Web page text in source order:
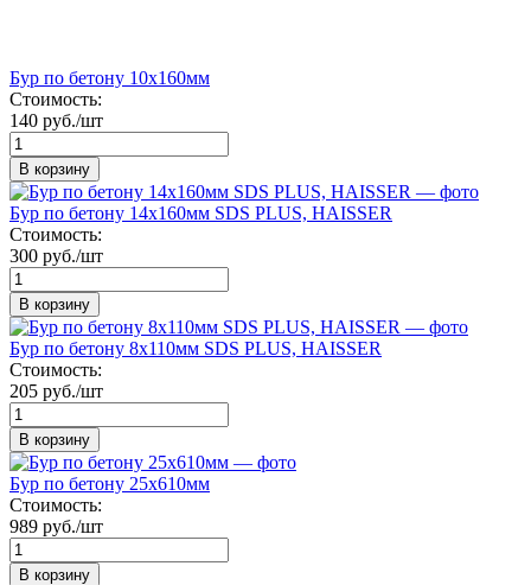
Бур по бетону 10х160мм
Стоимость:
140 руб./шт
В корзину
Бур по бетону 14х160мм SDS PLUS, HAISSER
Стоимость:
300 руб./шт
В корзину
Бур по бетону 8х110мм SDS PLUS, HAISSER
Стоимость:
205 руб./шт
В корзину
Бур по бетону 25х610мм
Стоимость:
989 руб./шт
В корзину